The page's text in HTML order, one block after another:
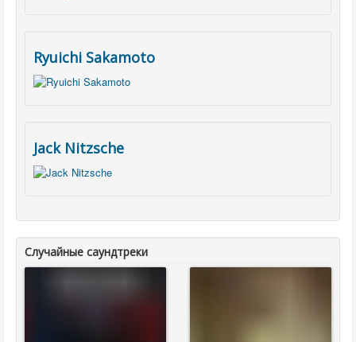
Ryuichi Sakamoto
Jack Nitzsche
Случайные саундтреки